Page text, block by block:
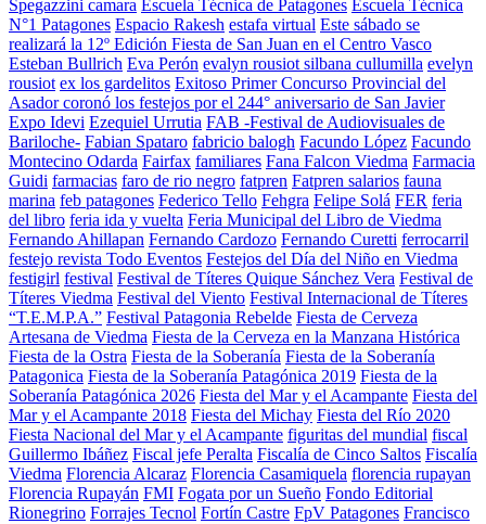
Spegazzini camara Escuela Técnica de Patagones Escuela Técnica
N°1 Patagones Espacio Rakesh estafa virtual Este sábado se
realizará la 12º Edición Fiesta de San Juan en el Centro Vasco
Esteban Bullrich Eva Perón evalyn rousiot silbana cullumilla evelyn
rousiot ex los gardelitos Exitoso Primer Concurso Provincial del
Asador coronó los festejos por el 244° aniversario de San Javier
Expo Idevi Ezequiel Urrutia FAB -Festival de Audiovisuales de
Bariloche- Fabian Spataro fabricio balogh Facundo López Facundo
Montecino Odarda Fairfax familiares Fana Falcon Viedma Farmacia
Guidi farmacias faro de rio negro fatpren Fatpren salarios fauna
marina feb patagones Federico Tello Fehgra Felipe Solá FER feria
del libro feria ida y vuelta Feria Municipal del Libro de Viedma
Fernando Ahillapan Fernando Cardozo Fernando Curetti ferrocarril
festejo revista Todo Eventos Festejos del Día del Niño en Viedma
festigirl festival Festival de Títeres Quique Sánchez Vera Festival de
Títeres Viedma Festival del Viento Festival Internacional de Títeres
“T.E.M.P.A.” Festival Patagonia Rebelde Fiesta de Cerveza
Artesana de Viedma Fiesta de la Cerveza en la Manzana Histórica
Fiesta de la Ostra Fiesta de la Soberanía Fiesta de la Soberanía
Patagonica Fiesta de la Soberanía Patagónica 2019 Fiesta de la
Soberanía Patagónica 2026 Fiesta del Mar y el Acampante Fiesta del
Mar y el Acampante 2018 Fiesta del Michay Fiesta del Río 2020
Fiesta Nacional del Mar y el Acampante figuritas del mundial fiscal
Guillermo Ibáñez Fiscal jefe Peralta Fiscalía de Cinco Saltos Fiscalía
Viedma Florencia Alcaraz Florencia Casamiquela florencia rupayan
Florencia Rupayán FMI Fogata por un Sueño Fondo Editorial
Rionegrino Forrajes Tecnol Fortín Castre FpV Patagones Francisco